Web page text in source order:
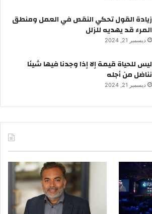
زيادة القول تحكي النقص في العمل ومنطق
المرء قد يهديه للزلل
ديسمبر 21, 2024
ليس للحياة قيمة إلا إذا وجدنا فيها شيئا
نناضل من أجله
ديسمبر 21, 2024